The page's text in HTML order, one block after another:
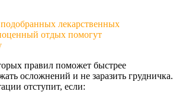
лекарственных
отдых помогут
правил поможет быстрее
осложнений и не заразить грудничка.
отступит, если: